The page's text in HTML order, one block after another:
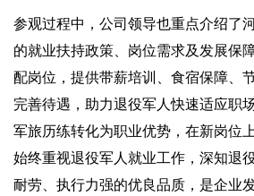
参观过程中，公司领导也重点介绍了
的就业扶持政策、岗位需求及发展保
配岗位，提供带薪培训、食宿保障、
完善待遇，助力退役军人快速适应职
军旅历练转化为职业优势，在新岗位
始终重视退役军人就业工作，深知退
耐劳、执行力强的优良品质，是企业